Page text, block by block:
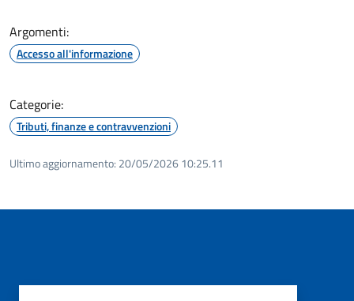
Argomenti:
Accesso all'informazione
Categorie:
Tributi, finanze e contravvenzioni
Ultimo aggiornamento: 20/05/2026 10:25.11